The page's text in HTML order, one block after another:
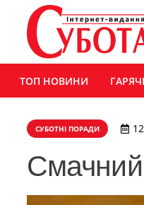
ТОП НОВИНИ
СУБОТНІ ПОРАДИ
Смачний